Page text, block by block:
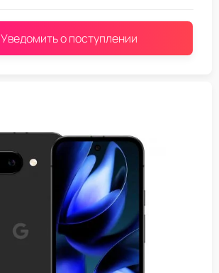
Уведомить о поступлении